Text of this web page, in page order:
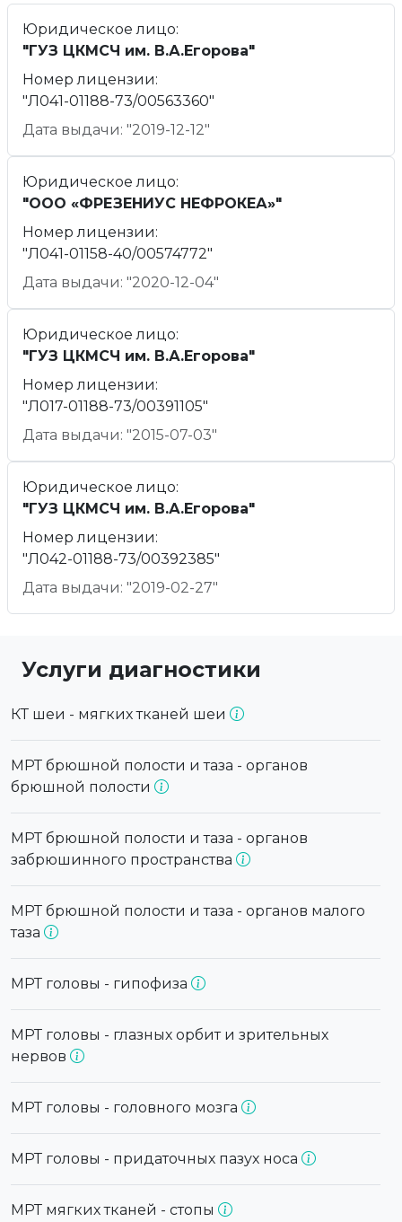
Юридическое лицо:
"ГУЗ ЦКМСЧ им. В.А.Егорова"
Номер лицензии:
"Л041-01188-73/00563360"
Дата выдачи: "2019-12-12"
Юридическое лицо:
"ООО «ФРЕЗЕНИУС НЕФРОКЕА»"
Номер лицензии:
"Л041-01158-40/00574772"
Дата выдачи: "2020-12-04"
Юридическое лицо:
"ГУЗ ЦКМСЧ им. В.А.Егорова"
Номер лицензии:
"Л017-01188-73/00391105"
Дата выдачи: "2015-07-03"
Юридическое лицо:
"ГУЗ ЦКМСЧ им. В.А.Егорова"
Номер лицензии:
"Л042-01188-73/00392385"
Дата выдачи: "2019-02-27"
Услуги диагностики
КТ шеи - мягких тканей шеи
МРТ брюшной полости и таза - органов
брюшной полости
МРТ брюшной полости и таза - органов
забрюшинного пространства
МРТ брюшной полости и таза - органов малого
таза
МРТ головы - гипофиза
МРТ головы - глазных орбит и зрительных
нервов
МРТ головы - головного мозга
МРТ головы - придаточных пазух носа
МРТ мягких тканей - стопы